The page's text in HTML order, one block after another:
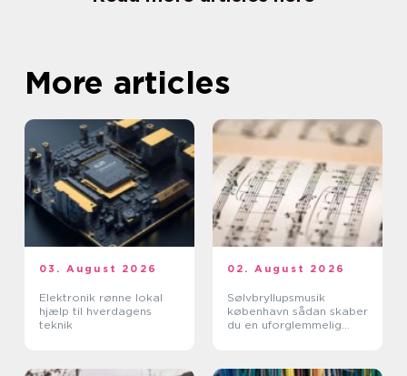
More articles
03. August 2026
Elektronik rønne lokal
hjælp til hverdagens
teknik
02. August 2026
Sølvbryllupsmusik
københavn sådan skaber
du en uforglemmelig